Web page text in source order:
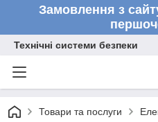
Замовлення з
Технічні системи безпеки
Товари та послуги